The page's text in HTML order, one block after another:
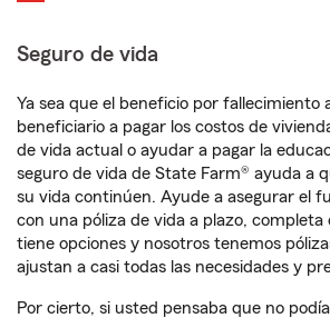
Seguro de vida
Ya sea que el beneficio por fallecimiento
beneficiario a pagar los costos de
de vida actual o ayudar a pagar la
seguro de vida de State Farm® ayuda a
su vida continúen. Ayude a asegurar el
con una póliza de vida a plazo, completa
tiene opciones y nosotros tenemos
ajustan a casi todas las necesidades y
Por cierto, si usted pensaba que no